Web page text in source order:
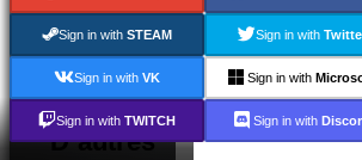
D´autres
Sign in with STEAM Sign in with
Sign in with VK Sign in with
Sign in with TWITCH Sign in with